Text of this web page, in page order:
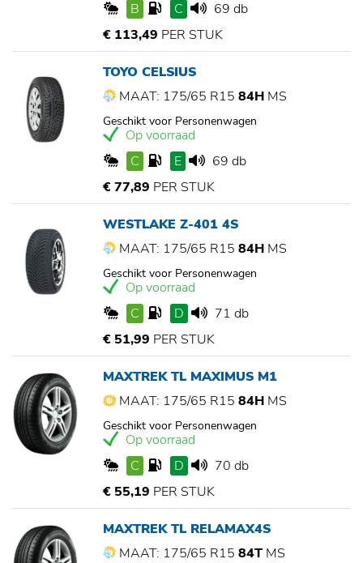
B
C
69 db
€ 113,49 PER STUK
TOYO CELSIUS
MAAT: 175/65 R15 84H MS
Geschikt voor Personenwagen
Op voorraad
C
E
69 db
€ 77,89 PER STUK
WESTLAKE Z-401 4S
MAAT: 175/65 R15 84H MS
Geschikt voor Personenwagen
Op voorraad
C
D
71 db
€ 51,99 PER STUK
MAXTREK TL MAXIMUS M1
MAAT: 175/65 R15 84H MS
Geschikt voor Personenwagen
Op voorraad
C
D
70 db
€ 55,19 PER STUK
MAXTREK TL RELAMAX4S
MAAT: 175/65 R15 84T MS